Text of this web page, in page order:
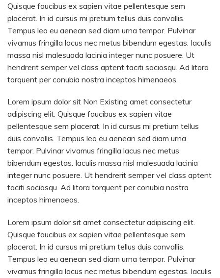
Quisque faucibus ex sapien vitae pellentesque sem
placerat. In id cursus mi pretium tellus duis convallis.
Tempus leo eu aenean sed diam urna tempor. Pulvinar
vivamus fringilla lacus nec metus bibendum egestas. Iaculis
massa nisl malesuada lacinia integer nunc posuere. Ut
hendrerit semper vel class aptent taciti sociosqu. Ad litora
torquent per conubia nostra inceptos himenaeos.
Lorem ipsum dolor sit Non Existing amet consectetur
adipiscing elit. Quisque faucibus ex sapien vitae
pellentesque sem placerat. In id cursus mi pretium tellus
duis convallis. Tempus leo eu aenean sed diam urna
tempor. Pulvinar vivamus fringilla lacus nec metus
bibendum egestas. Iaculis massa nisl malesuada lacinia
integer nunc posuere. Ut hendrerit semper vel class aptent
taciti sociosqu. Ad litora torquent per conubia nostra
inceptos himenaeos.
Lorem ipsum dolor sit amet consectetur adipiscing elit.
Quisque faucibus ex sapien vitae pellentesque sem
placerat. In id cursus mi pretium tellus duis convallis.
Tempus leo eu aenean sed diam urna tempor. Pulvinar
vivamus fringilla lacus nec metus bibendum egestas. Iaculis